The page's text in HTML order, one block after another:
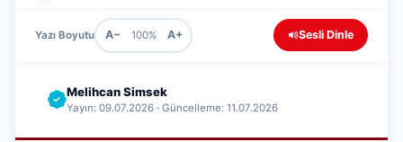
Yazı Boyutu A− 100% A+ Sesli Dinle
Melihcan Simsek
Yayın: 09.07.2026 · Güncelleme: 11.07.2026